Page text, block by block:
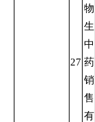
27
物
生
中
药
销
售
有